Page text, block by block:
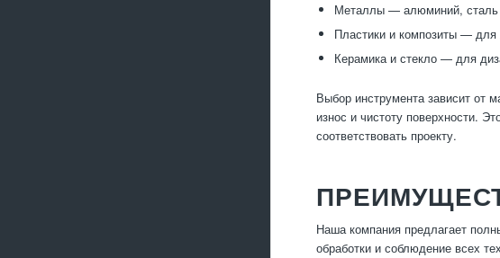
Металлы — алюминий, сталь
Пластики и композиты — для
Керамика и стекло — для
Выбор инструмента зависит от
износ и чистоту поверхности.
соответствовать проекту.
Наша компания предлагает
обработки и соблюдение всех